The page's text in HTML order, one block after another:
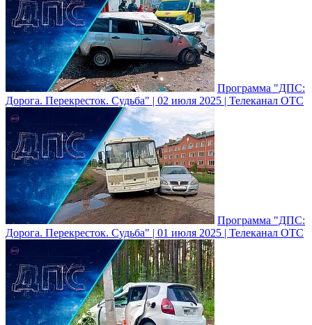
Программа "ДПС:
Дорога. Перекресток. Судьба" | 02 июля 2025 | Телеканал ОТС
Программа "ДПС:
Дорога. Перекресток. Судьба" | 01 июля 2025 | Телеканал ОТС